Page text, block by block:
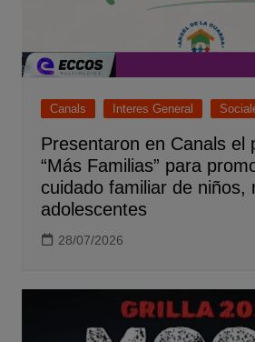
Canals Interes General
Presentaron en Canals el
“Más Familias” para
cuidado familiar de niños,
adolescentes
28/07/2026